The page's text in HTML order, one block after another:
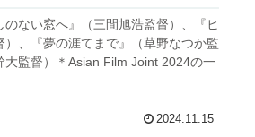
ない窓へ』（三間旭浩監督）、『ヒ
、『夢の涯てまで』（草野なつか監
監督）＊Asian Film Joint 2024の一
2024.11.15